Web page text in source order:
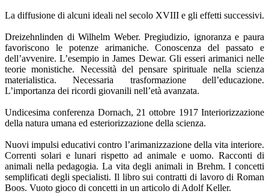
La diffusione di alcuni ideali nel secolo XVIII e gli effetti successivi.
Dreizehnlinden di Wilhelm Weber. Pregiudizio, ignoranza e paura
favoriscono le potenze arimaniche. Conoscenza del passato e
dell’avvenire. L’esempio in James Dewar. Gli esseri arimanici nelle
teorie monistiche. Necessità del pensare spirituale nella scienza
materialistica. Necessaria trasformazione dell’educazione.
L’importanza dei ricordi giovanili nell’età avanzata.
Undicesima conferenza Dornach, 21 ottobre 1917 Interiorizzazione
della natura umana ed esteriorizzazione della scienza.
Nuovi impulsi educativi contro l’arimanizzazione della vita interiore.
Correnti solari e lunari rispetto ad animale e uomo. Racconti di
animali nella pedagogia. La vita degli animali in Brehm. I concetti
semplificati degli specialisti. Il libro sui contratti di lavoro di Roman
Boos. Vuoto gioco di concetti in un articolo di Adolf Keller.